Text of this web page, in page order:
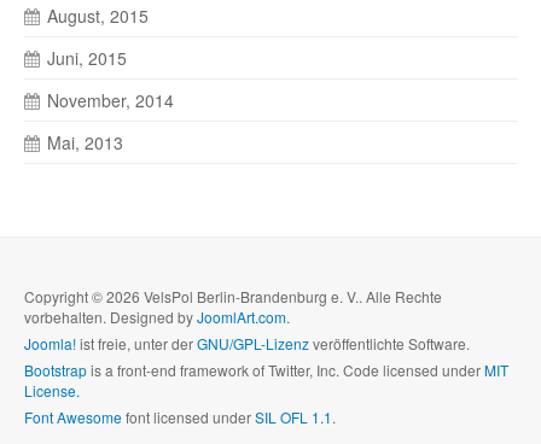
August, 2015
Juni, 2015
November, 2014
Mai, 2013
Copyright © 2026 VelsPol Berlin-Brandenburg e. V.. Alle Rechte
vorbehalten. Designed byJoomlArt.com.
Joomla!ist freie, unter derGNU/GPL-Lizenzveröffentlichte Software.
Bootstrapis a front-end framework of Twitter, Inc. Code licensed underMIT
License.
Font Awesomefont licensed underSIL OFL 1.1.